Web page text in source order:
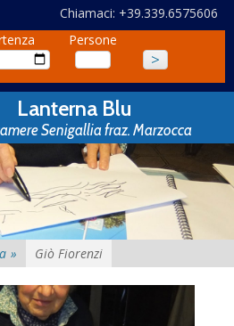
Chiamaci: +39.339.6575606
Persone
Lanterna Blu
Senigallia fraz. Marzocca
» Giò Fiorenzi